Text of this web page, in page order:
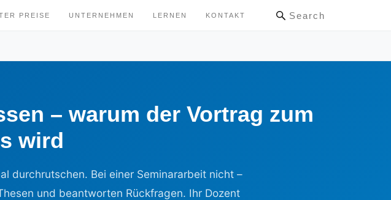
PREISE UNTERNEHMEN LERNEN KONTAKT Search
– warum der Vortrag zum
wird
durchrutschen. Bei einer Seminararbeit nicht –
und beantworten Rückfragen. Ihr Dozent